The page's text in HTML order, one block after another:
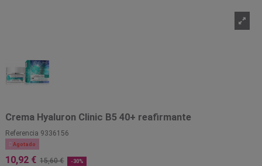
Crema Hyaluron Clinic B5 40+ reafirmante
Referencia 9336156
 Agotado
10,92 € 15,60 € -30%